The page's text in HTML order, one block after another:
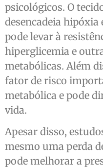
psicológicos. O
desencadeia hipóxia
pode levar à
hiperglicemia e
metabólicas. Além
fator de risco
metabólica e pode
vida.
Apesar disso,
mesmo uma perda
pode melhorar a